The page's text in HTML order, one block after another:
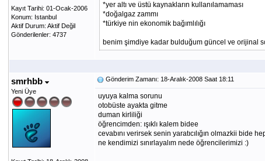
Kayıt Tarihi: 01-Ocak-2006
Konum: Istanbul
Aktif Durum: Aktif Değil
Gönderilenler: 4737
*yer altı ve üstü kaynakların kullanılamaması
*doğalgaz zammı
*türkiye nin ekonomik bağımlılığı
benim şimdiye kadar bulduğum güncel ve orijinal
smrhbb
Yeni Üye
Gönderim Zamanı: 18-Aralık-2008 Saat 18:11
uyuya kalma sorunu
otobüste ayakta gitme
duman kirliliği
öğrencimden: ışıklı kalem bidee
cevabını verirsek senin yaratıcılığın olmazkii bide
ne kendimizi sınırlayalım nede öğrencilerimizi :)